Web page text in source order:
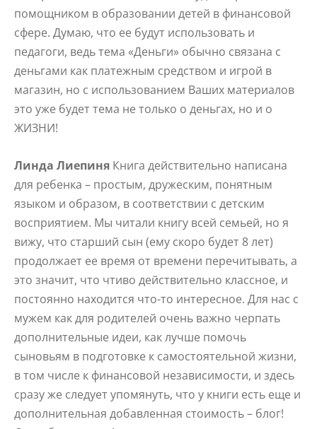
помощником в образовании детей в финансовой
сфере. Думаю, что ее будут использовать и
педагоги, ведь тема «Деньги» обычно связана с
деньгами как платежным средством и игрой в
магазин, но с использованием Ваших материалов
это уже будет тема не только о деньгах, но и о
ЖИЗНИ!
Линда Лиепиня Книга действительно написана
для ребенка – простым, дружеским, понятным
языком и образом, в соответствии с детским
восприятием. Мы читали книгу всей семьей, но я
вижу, что старший сын (ему скоро будет 8 лет)
продолжает ее время от времени перечитывать, а
это значит, что чтиво действительно классное, и
постоянно находится что-то интересное. Для нас с
мужем как для родителей очень важно черпать
дополнительные идеи, как лучше помочь
сыновьям в подготовке к самостоятельной жизни,
в том числе к финансовой независимости, и здесь
сразу же следует упомянуть, что у книги есть еще и
дополнительная добавленная стоимость – блог!